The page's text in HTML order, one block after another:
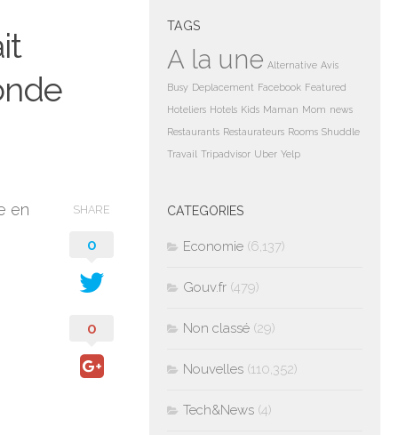
en
SHARE
0
0
TAGS
A la une Alternative Avis
Busy Deplacement Facebook Featured
Hoteliers Hotels Kids Maman Mom news
Restaurants Restaurateurs Rooms Shuddle
Travail Tripadvisor Uber Yelp
CATEGORIES
Economie (6,137)
Gouv.fr (479)
Non classé (29)
Nouvelles (110,352)
Tech&News (4)